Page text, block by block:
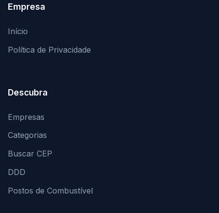
Empresa
Início
Política de Privacidade
Descubra
Empresas
Categorias
Buscar CEP
DDD
Postos de Combustível